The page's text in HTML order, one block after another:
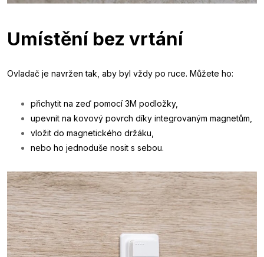
Umístění bez vrtání
Ovladač je navržen tak, aby byl vždy po ruce. Můžete ho:
přichytit na zeď pomocí 3M podložky,
upevnit na kovový povrch díky integrovaným magnetům,
vložit do magnetického držáku,
nebo ho jednoduše nosit s sebou.